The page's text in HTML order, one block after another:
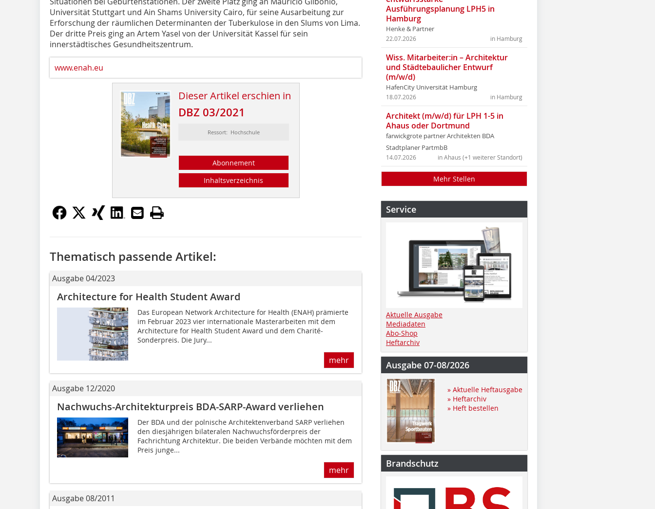
Universität Stuttgart und Ain Shams University Cairo, für seine Ausarbeitung zur
Erforschung der räumlichen Determinanten der Tuberkulose in den Slums von Lima.
Der dritte Preis ging an Artem Yasel von der Universität Kassel für sein
innerstädtisches Gesundheitszentrum.
www.enah.eu
Dieser Artikel erschien in
DBZ 03/2021
Ressort: Hochschule
Abonnement
Inhaltsverzeichnis
Thematisch passende Artikel:
Ausgabe 04/2023
Architecture for Health Student Award
Das European Network Architecture for Health (ENAH) prämierte
im Februar 2023 vier internationale Masterarbeiten mit dem
Architecture for Health Student Award und dem Charité-
Sonderpreis. Die Jury...
mehr
Ausgabe 12/2020
Nachwuchs-Architekturpreis BDA-SARP-Award verliehen
Der BDA und der polnische Architektenverband SARP verliehen
den diesjährigen bilateralen Nachwuchsförderpreis der
Fachrichtung Architektur. Die beiden Verbände möchten mit dem
Preis junge...
mehr
Ausgabe 08/2011
Ausführungsplanung LPH5 in
Hamburg
Henke & Partner
in Hamburg
22.07.2026
Wiss. Mitarbeiter:in – Architektur
und Städtebaulicher Entwurf
(m/w/d)
HafenCity Universität Hamburg
in Hamburg
18.07.2026
Architekt (m/w/d) für LPH 1-5 in
Ahaus oder Dortmund
farwickgrote partner Architekten BDA
Stadtplaner PartmbB
in Ahaus (+1 weiterer Standort)
14.07.2026
Mehr Stellen
Service
Aktuelle Ausgabe
Mediadaten
Abo-Shop
Heftarchiv
Ausgabe 07-08/2026
» Aktuelle Heftausgabe
» Heftarchiv
» Heft bestellen
Brandschutz